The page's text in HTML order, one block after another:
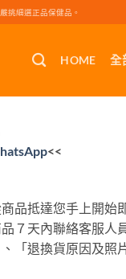
挑細選正品保健品。
HOME 全
<<
品抵達您手上開始
７天內聯絡客服人
「退換貨原因及